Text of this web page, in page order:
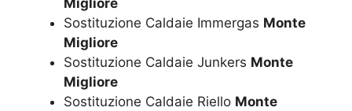
Sostituzione Caldaie Immergas Monte
Migliore
Sostituzione Caldaie Junkers Monte
Migliore
Sostituzione Caldaie Riello Monte